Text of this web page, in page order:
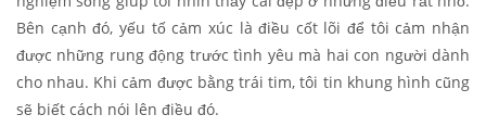
Bên cạnh đó, yếu tố cảm xúc là điều cốt lõi để tôi cảm nhận
được những rung động trước tình yêu mà hai con người dành
cho nhau. Khi cảm được bằng trái tim, tôi tin khung hình cũng
sẽ biết cách nói lên điều đó.